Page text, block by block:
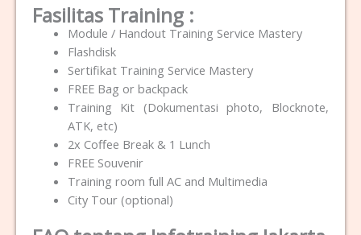
Fasilitas Training :
Module / Handout Training Service Mastery
Flashdisk
Sertifikat Training Service Mastery
FREE Bag or backpack
Training Kit (Dokumentasi photo, Blocknote,
ATK, etc)
2x Coffee Break & 1 Lunch
FREE Souvenir
Training room full AC and Multimedia
City Tour (optional)